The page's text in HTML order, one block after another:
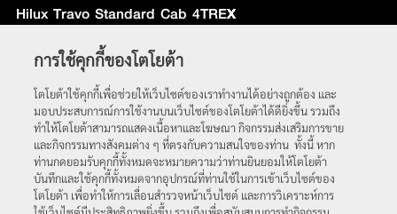
Hilux Travo Standard Cab 4TREX
หน้าหลัก
การใช้คุกกี้ของโตโยต้า
โตโยต้าใช้คุกกี้เพื่อช่วยให้เว็บไซต์ของเราทำงานได้อย่างถูกต้อง และ
มอบประสบการณ์การใช้งานบนเว็บไซต์ของโตโยต้าได้ดียิ่งขึ้น รวมถึง
ทำให้โตโยต้าสามารถแสดงเนื้อหาและโฆษณา กิจกรรมส่งเสริมการขาย
และกิจกรรมทางสังคมต่าง ๆ ที่ตรงกับความสนใจของท่าน ทั้งนี้ หาก
ท่านกดยอมรับคุกกี้ทั้งหมดจะหมายความว่าท่านยินยอมให้โตโยต้า
บันทึกและใช้คุกกี้ทั้งหมดจากอุปกรณ์ที่ท่านใช้ในการเข้าเว็บไซต์ของ
โตโยต้า เพื่อทำให้การเลื่อนสำรวจหน้าเว็บไซต์ และการวิเคราะห์การ